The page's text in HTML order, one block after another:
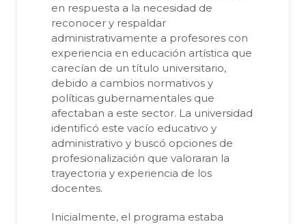
en respuesta a la necesidad de
reconocer y respaldar
administrativamente a profesores con
experiencia en educación artística que
carecían de un título universitario,
debido a cambios normativos y
políticas gubernamentales que
afectaban a este sector. La universidad
identificó este vacío educativo y
administrativo y buscó opciones de
profesionalización que valoraran la
trayectoria y experiencia de los
docentes.
Inicialmente, el programa estaba